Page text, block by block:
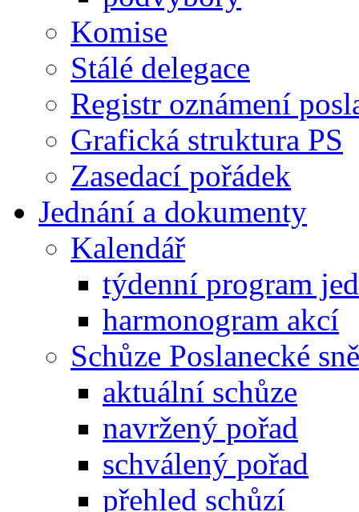
Komise
Stálé delegace
Registr oznámení
Grafická struktura PS
Zasedací pořádek
Jednání a dokumenty
Kalendář
týdenní program
harmonogram akcí
Schůze Poslanecké
aktuální schůze
navržený pořad
schválený pořad
přehled schůzí